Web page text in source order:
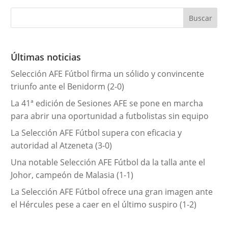
g
r
a
s
Últimas noticias
Selección AFE Fútbol firma un sólido y convincente
triunfo ante el Benidorm (2-0)
La 41ª edición de Sesiones AFE se pone en marcha
para abrir una oportunidad a futbolistas sin equipo
La Selección AFE Fútbol supera con eficacia y
autoridad al Atzeneta (3-0)
Una notable Selección AFE Fútbol da la talla ante el
Johor, campeón de Malasia (1-1)
La Selección AFE Fútbol ofrece una gran imagen ante
el Hércules pese a caer en el último suspiro (1-2)